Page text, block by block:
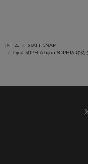
ホーム
STAFF SNAP
bijou SOPHIA bijou SOPHIA ゆ